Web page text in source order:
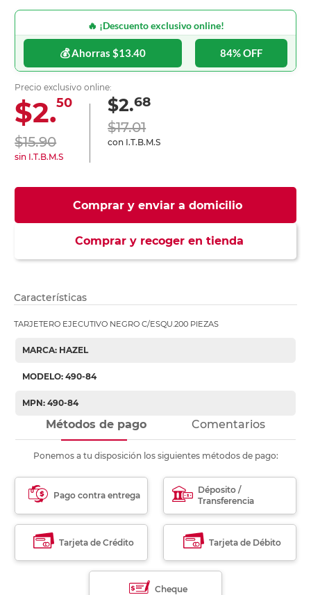
🔥 ¡Descuento exclusivo online!
💰 Ahorras $13.40 84% OFF
Precio exclusivo online:
$2.50
$15.90
sin I.T.B.M.S
$2.68
$17.01
con I.T.B.M.S
Comprar y enviar a domicilio
Comprar y recoger en tienda
Características
TARJETERO EJECUTIVO NEGRO C/ESQU.200 PIEZAS
MARCA: HAZEL
MODELO: 490-84
MPN: 490-84
Métodos de pago Comentarios
Ponemos a tu disposición los siguientes métodos de pago:
Pago contra entrega
Déposito /
Transferencia
Tarjeta de Crédito Tarjeta de Débito
Cheque